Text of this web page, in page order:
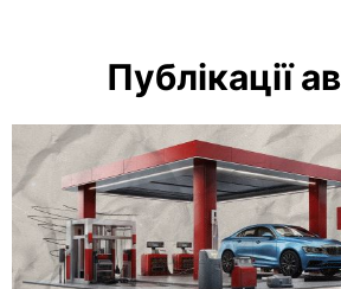
Публікації